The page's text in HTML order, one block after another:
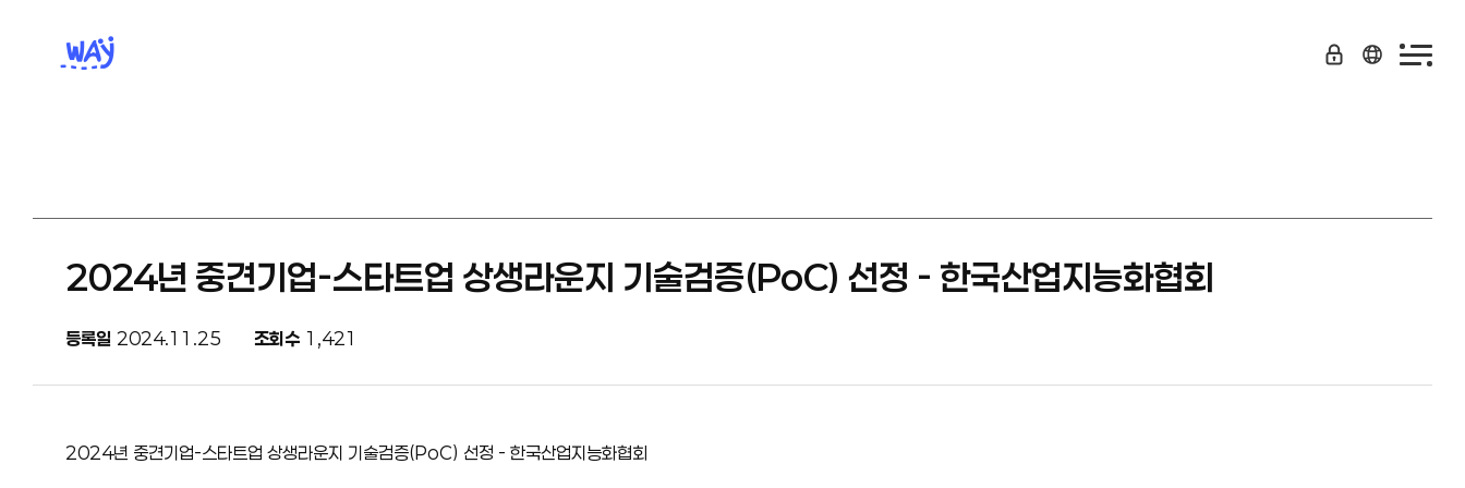
2024년 중견기업-스타트업 상생라운지 기술검증(PoC) 선정 - 한국산업지능화협회
등록일 2024.11.25 조회수 1,421
2024년 중견기업-스타트업 상생라운지 기술검증(PoC) 선정 - 한국산업지능화협회